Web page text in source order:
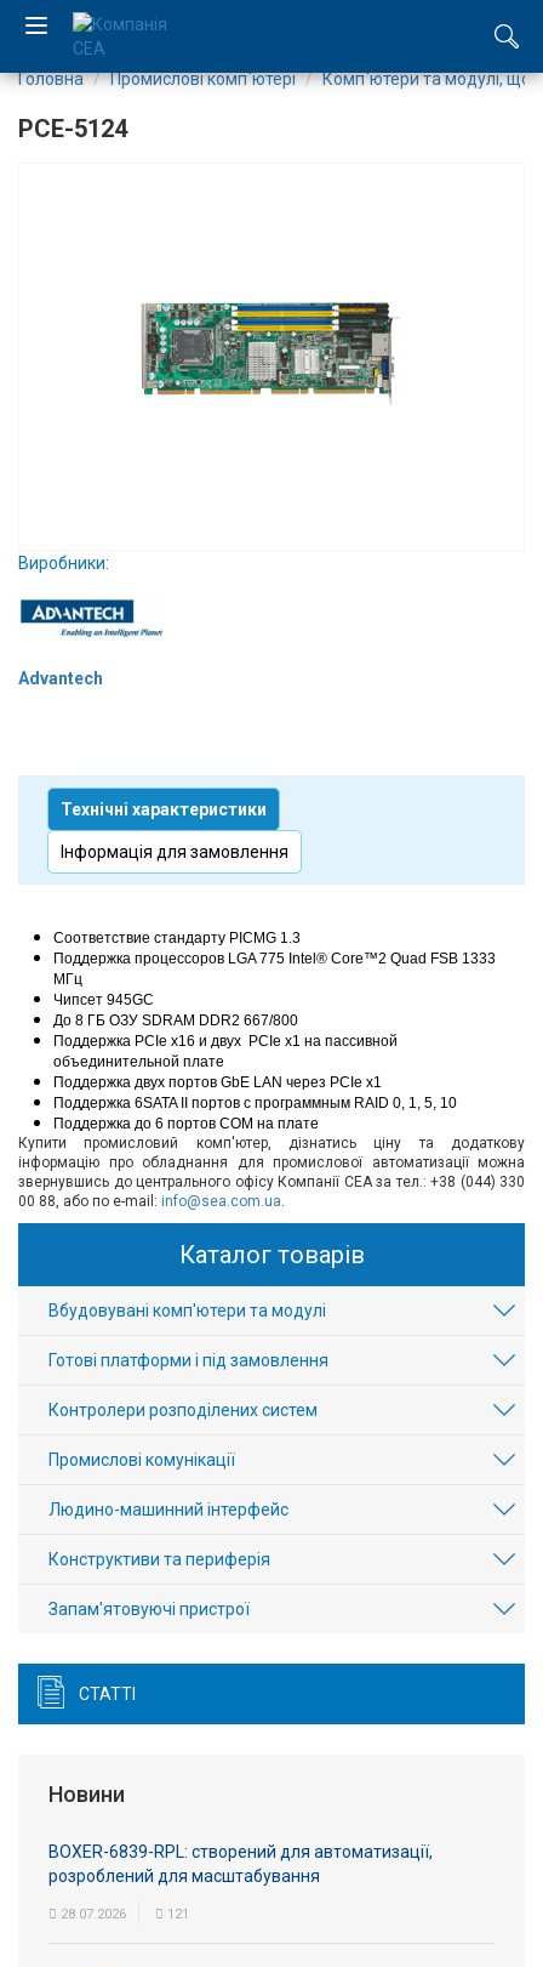
Виробництво
Послуги
Вхід/
авторизація
Виробники
Доставка
Тех.
Підтримка
Блог
Головна Промислові комп`ютері Комп`ютери та модулі, що
PCE-5124
Виробники:
Advantech
Технічні характеристики
Інформація для замовлення
Соответствие стандарту PICMG 1.3
Поддержка процессоров LGA 775 Intel® Core™2 Quad FSB 1333
МГц
Чипсет 945GC
До 8 ГБ ОЗУ SDRAM DDR2 667/800
Поддержка PCIe x16 и двух PCIe x1 на пассивной
объединительной плате
Поддержка двух портов GbE LAN через PCIe x1
Поддержка 6SATA II портов с программным RAID 0, 1, 5, 10
Поддержка до 6 портов COM на плате
Купити промисловий комп'ютер, дізнатись ціну та додаткову
інформацію про обладнання для промислової автоматизації можна
звернувшись до центрального офісу Компанії СЕА за тел.: +38 (044) 330
00 88, або по e-mail: info@sea.com.ua.
Каталог товарів
Вбудовувані комп'ютери та модулі
Готові платформи і під замовлення
Контролери розподілених систем
Промислові комунікації
Людино-машинний інтерфейс
Конструктиви та периферія
Запам'ятовуючі пристрої
СТАТТІ
Новини
BOXER-6839-RPL: створений для автоматизації,
розроблений для масштабування
28.07.2026 121